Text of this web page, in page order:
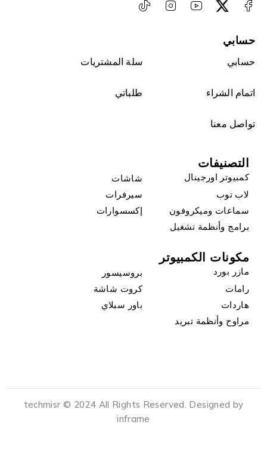
حسابي
حسابي سلة المشتريات
اتمام الشراء طلباتي
تواصل معنا
التصنيفات
كمبيوتر اورجينال
شاشات
لاب توب
سيرفرات
سماعات وميكروفون
إكسسوارات
برامج وأنظمة تشغيل
مكونات الكمبيوتر
مازر بورد
بروسيسور
رامات
كروت شاشة
هاردات
باور سبلاي
مراوح وأنظمة تبريد
techmisr © 2024 All Rights Reserved. Designed by
inframe